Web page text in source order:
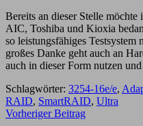
Bereits an dieser Stelle
AIC, Toshiba und Kioxia
so leistungsfähiges Testsystem
großes Danke geht auch an
auch in dieser Form nutzen
Schlagwörter: 3254-16e/e,
RAID, SmartRAID, Ultra
Beitragsnavigation
Vorheriger Beitrag